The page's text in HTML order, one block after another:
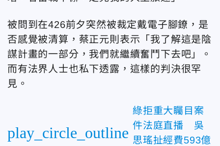
被問到在426前夕突然被裁定戴電子腳鐐，是
否感覺被清算，蔡正元則表示「我了解這是陰
謀計畫的一部分，我們就繼續奮鬥下去吧」。
而有法界人士也私下透露，這樣的判決很罕
見。
play_circle_outline
綠拒重大矚目案
件法庭直播 吳
思瑤扯經費593億